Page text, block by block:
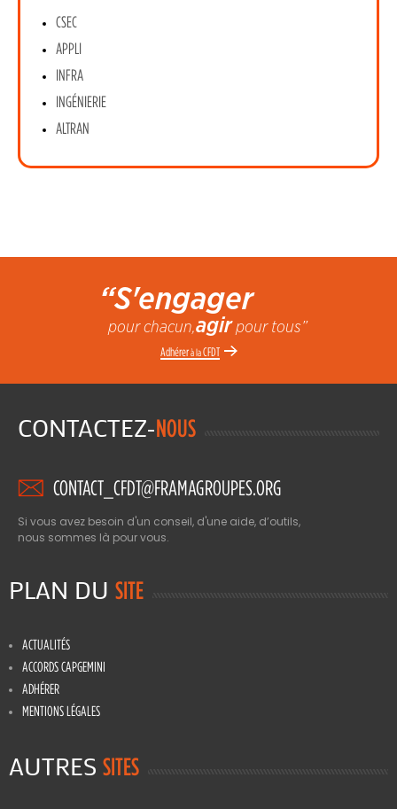
CSEC
APPLI
INFRA
INGÉNIERIE
ALTRAN
“S'engager
pour chacun,agirpour tous”
Adhérerà laCFDT
CONTACTEZ-NOUS
CONTACT_CFDT@FRAMAGROUPES.ORG
Si vous avez besoin d'un conseil, d'une aide, d’outils,
nous sommes là pour vous.
PLAN DU SITE
ACTUALITÉS
ACCORDS CAPGEMINI
ADHÉRER
MENTIONS LÉGALES
AUTRES SITES